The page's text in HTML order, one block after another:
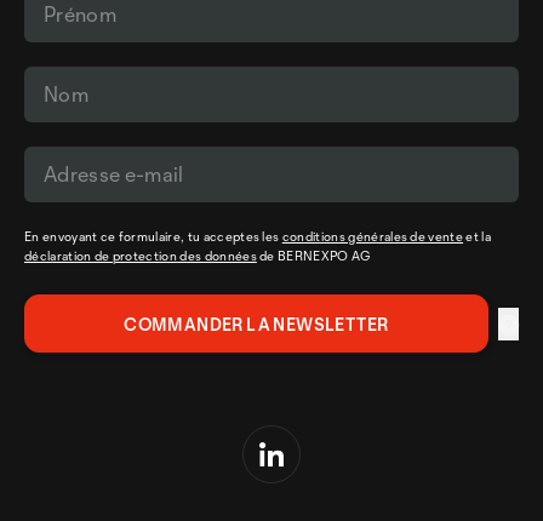
En envoyant ce formulaire, tu acceptes les conditions générales de venteet la
déclaration de protection des donnéesde BERNEXPO AG